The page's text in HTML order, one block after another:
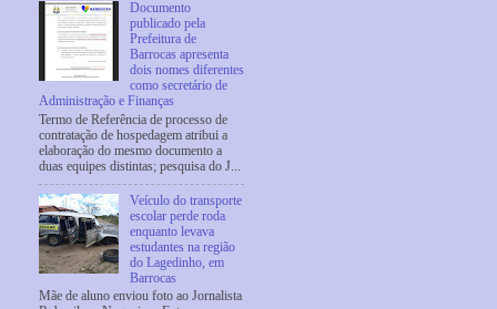
Documento
publicado pela
Prefeitura de
Barrocas apresenta
dois nomes diferentes
como secretário de
Administração e Finanças
Termo de Referência de processo de
contratação de hospedagem atribui a
elaboração do mesmo documento a
duas equipes distintas; pesquisa do J...
Veículo do transporte
escolar perde roda
enquanto levava
estudantes na região
do Lagedinho, em
Barrocas
Mãe de aluno enviou foto ao Jornalista